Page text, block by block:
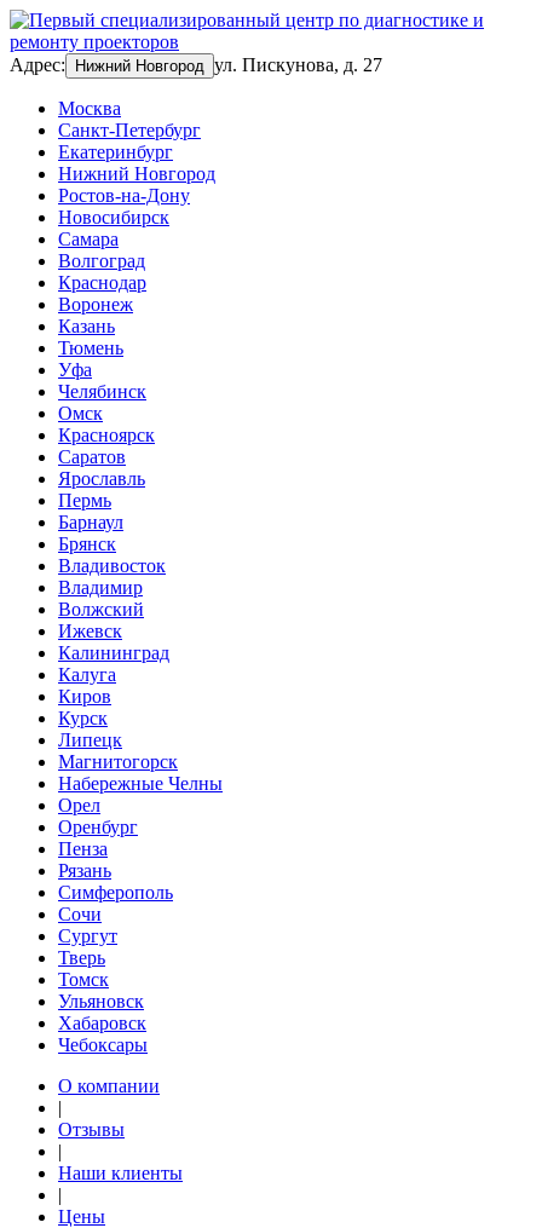
Адрес: Нижний Новгород ул. Пискунова, д. 27
Москва
Санкт-Петербург
Екатеринбург
Нижний Новгород
Ростов-на-Дону
Новосибирск
Самара
Волгоград
Краснодар
Воронеж
Казань
Тюмень
Уфа
Челябинск
Омск
Красноярск
Саратов
Ярославль
Пермь
Барнаул
Брянск
Владивосток
Владимир
Волжский
Ижевск
Калининград
Калуга
Киров
Курск
Липецк
Магнитогорск
Набережные Челны
Орел
Оренбург
Пенза
Рязань
Симферополь
Сочи
Сургут
Тверь
Томск
Ульяновск
Хабаровск
Чебоксары
О компании
|
Отзывы
|
Наши клиенты
|
Цены